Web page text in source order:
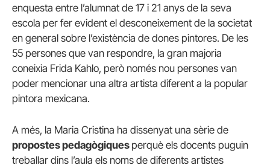
enquesta entre l’alumnat de 17 i 21 anys de la seva
escola per fer evident el desconeixement de la societat
en general sobre l’existència de dones pintores. De les
55 persones que van respondre, la gran majoria
coneixia Frida Kahlo, però només nou persones van
poder mencionar una altra artista diferent a la popular
pintora mexicana.
A més, la Maria Cristina ha dissenyat una sèrie de
propostes pedagògiques perquè els docents puguin
treballar dins l’aula els noms de diferents artistes